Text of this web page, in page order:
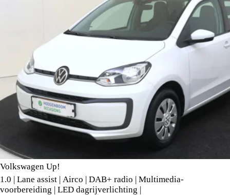
Volkswagen Up!
1.0 | Lane assist | Airco | DAB+ radio | Multimedia-
voorbereiding | LED dagrijverlichting |